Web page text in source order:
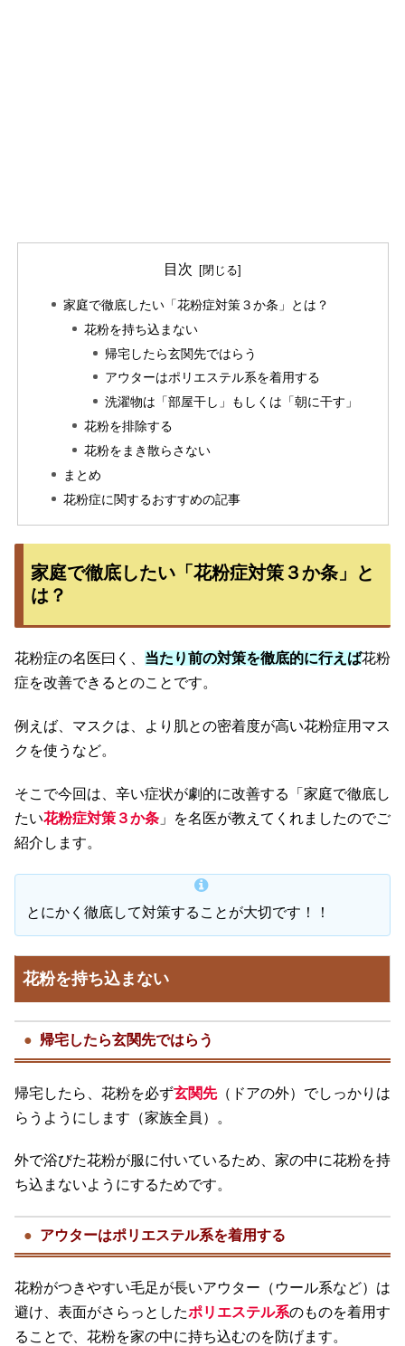
目次
家庭で徹底したい「花粉症対策３か条」とは？
花粉を持ち込まない
帰宅したら玄関先ではらう
アウターはポリエステル系を着用する
洗濯物は「部屋干し」もしくは「朝に干す」
花粉を排除する
花粉をまき散らさない
まとめ
花粉症に関するおすすめの記事
家庭で徹底したい「花粉症対策３か条」と
は？
花粉症の名医曰く、 当たり前の対策を徹底的に行えば花粉
症を改善できるとのことです。
例えば、マスクは、より肌との密着度が高い花粉症用マス
クを使うなど。
そこで今回は、辛い症状が劇的に改善する「家庭で徹底し
たい花粉症対策３か条 」を名医が教えてくれましたのでご
紹介します。
とにかく徹底して対策することが大切です！！
花粉を持ち込まない
帰宅したら玄関先ではらう
帰宅したら、花粉を必ず玄関先（ドアの外）でしっかりは
らうようにします（家族全員）。
外で浴びた花粉が服に付いているため、家の中に花粉を持
ち込まないようにするためです。
アウターはポリエステル系を着用する
花粉がつきやすい毛足が長いアウター（ウール系など）は
避け、表面がさらっとしたポリエステル系のものを着用す
ることで、花粉を家の中に持ち込むのを防げます。